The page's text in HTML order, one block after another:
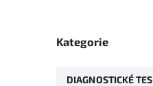
Kategorie
DIAGNOSTICKÉ